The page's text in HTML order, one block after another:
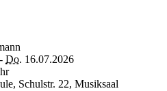
Do. 16.07.2026
Schulstr. 22, Musiksaal